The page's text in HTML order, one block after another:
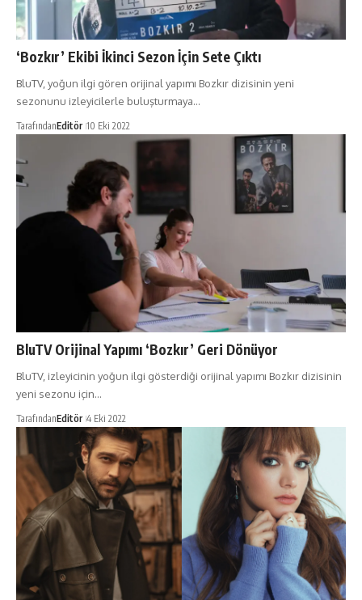
‘Bozkır’ Ekibi İkinci Sezon İçin Sete Çıktı
BluTV, yoğun ilgi gören orijinal yapımı Bozkır dizisinin yeni
sezonunu izleyicilerle buluşturmaya…
TarafındanEditör 10 Eki 2022
BluTV Orijinal Yapımı ‘Bozkır’ Geri Dönüyor
BluTV, izleyicinin yoğun ilgi gösterdiği orijinal yapımı Bozkır dizisinin
yeni sezonu için…
TarafındanEditör 4 Eki 2022